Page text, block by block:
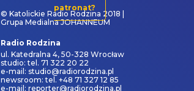
patronat?
© Katolickie Radio Rodzina 2018 |
Grupa Medialna JOHANNEUM
Radio Rodzina
ul. Katedralna 4, 50-328 Wrocław
studio: tel. 71 322 20 22
e-mail: studio@radiorodzina.pl
newsroom: tel. +48 71 327 12 85
e-mail: reporter@radiorodzina.pl